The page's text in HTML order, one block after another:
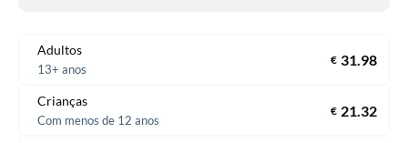
Adultos
13+ anos
€ 31.98
Crianças
Com menos de 12 anos
€ 21.32